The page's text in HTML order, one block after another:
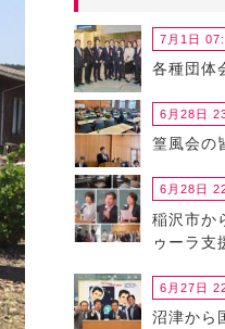
7月1日
各種団体
6月28日
篁風会の
6月28日
稲沢市か
ゥーラ支
6月27日
沼津から